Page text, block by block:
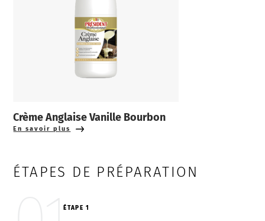
Crème Anglaise Vanille Bourbon
En savoir plus
ÉTAPES DE PRÉPARATION
ÉTAPE 1